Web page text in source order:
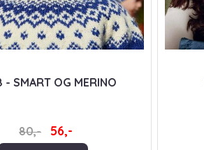
- SMART OG MERINO
80,-
56,-